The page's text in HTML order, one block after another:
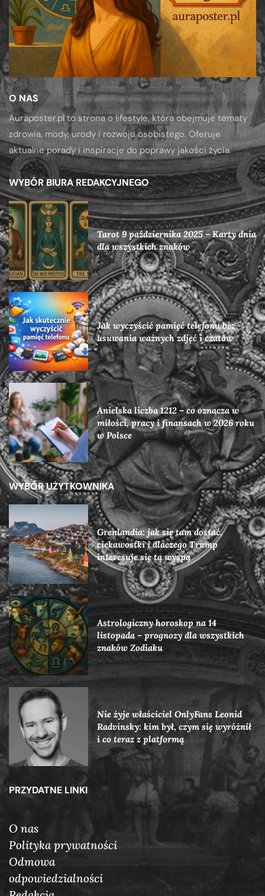
O NAS
Auraposter.pl to strona o lifestyle, która obejmuje tematy
zdrowia, mody, urody i rozwoju osobistego. Oferuje
aktualne porady i inspiracje do poprawy jakości życia.
WYBÓR BIURA REDAKCYJNEGO
Tarot 9 października 2025 – Karty dnia
dla wszystkich znaków
Jak wyczyścić pamięć telefonu bez
usuwania ważnych zdjęć i czatów
Anielska liczba 1212 – co oznacza w
miłości, pracy i finansach w 2026 roku
w Polsce
WYBÓR UŻYTKOWNIKA
Grenlandia: jak się tam dostać,
ciekawostki i dlaczego Trump
interesuje się tą wyspą
Astrologiczny horoskop na 14
listopada – prognozy dla wszystkich
znaków Zodiaku
Nie żyje właściciel OnlyFans Leonid
Radvinsky: kim był, czym się wyróżnił
i co teraz z platformą
PRZYDATNE LINKI
O nas
Polityka prywatności
Odmowa
odpowiedzialności